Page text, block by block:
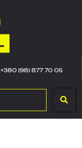
+380 (98) 877 70 05